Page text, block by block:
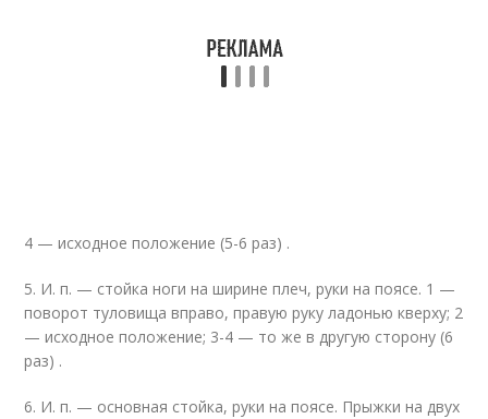
4 — исходное положение (5-6 раз) .
5. И. п. — стойка ноги на ширине плеч, руки на поясе. 1 —
поворот туловища вправо, правую руку ладонью кверху; 2
— исходное положение; 3-4 — то же в другую сторону (6
раз) .
6. И. п. — основная стойка, руки на поясе. Прыжки на двух